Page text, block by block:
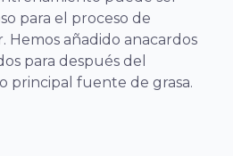
para el proceso de
Hemos añadido anacardos
para después del
principal fuente de grasa.